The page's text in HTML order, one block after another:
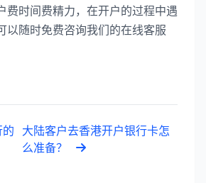
费时间费精力，在开户的过程中遇
以随时免费咨询我们的在线客服
大陆客户去香港开户银行卡怎
么准备？